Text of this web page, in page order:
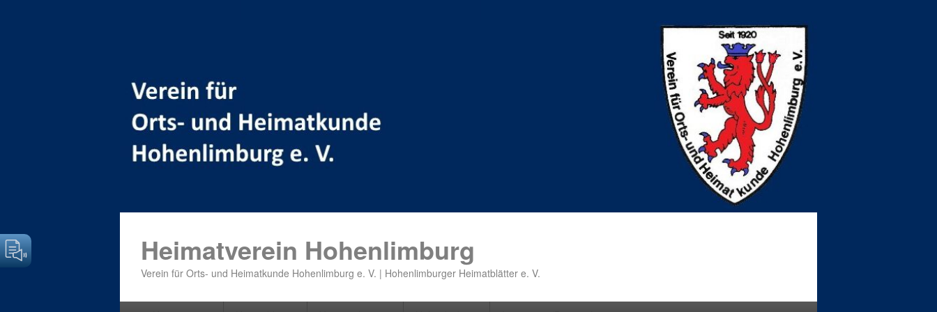
Heimatverein Hohenlimburg
Verein für Orts- und Heimatkunde Hohenlimburg e. V. | Hohenlimburger Heimatblätter e. V.